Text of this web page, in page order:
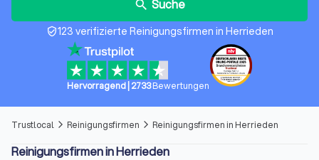
search Suche
verified_user123 verifizierte Reinigungsfirmen in Herrieden
Hervorragend| 2733 Bewertungen
Trustlocal arrow_forward_ios Reinigungsfirmen arrow_forward_ios Reinigungsfirmen in Herrieden
Reinigungsfirmen in Herrieden